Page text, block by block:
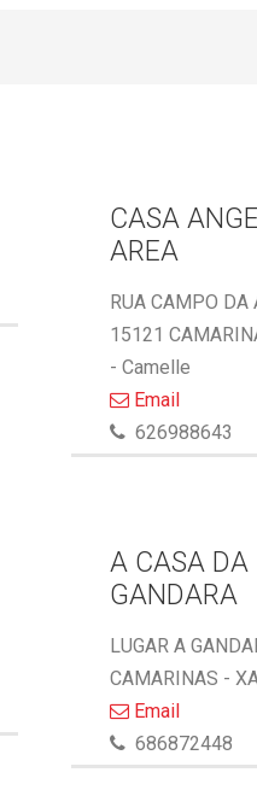
CASA
AREA
RUA CAMPO DA
15121
- Camelle
Email
626988643
A CASA DA
GANDARA
LUGAR A
CAMARINAS -
Email
686872448